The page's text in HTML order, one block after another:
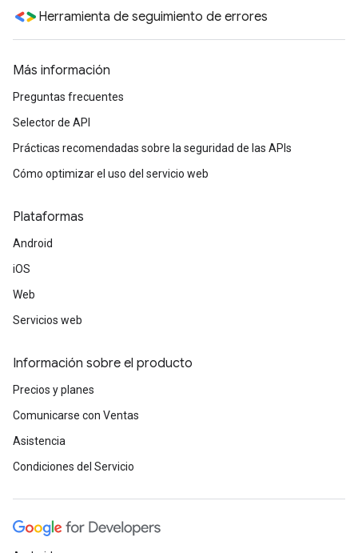
Herramienta de seguimiento de errores
Más información
Preguntas frecuentes
Selector de API
Prácticas recomendadas sobre la seguridad de las APIs
Cómo optimizar el uso del servicio web
Plataformas
Android
iOS
Web
Servicios web
Información sobre el producto
Precios y planes
Comunicarse con Ventas
Asistencia
Condiciones del Servicio